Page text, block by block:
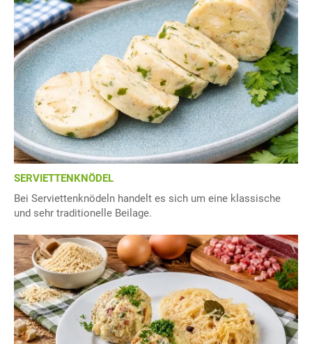
SERVIETTENKNÖDEL
Bei Serviettenknödeln handelt es sich um eine klassische
und sehr traditionelle Beilage.